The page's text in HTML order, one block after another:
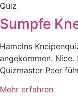
Quiz
Sumpfe
Hamelns
angekommen. Nice.
Quizmaster Peer
Mehr erfahren